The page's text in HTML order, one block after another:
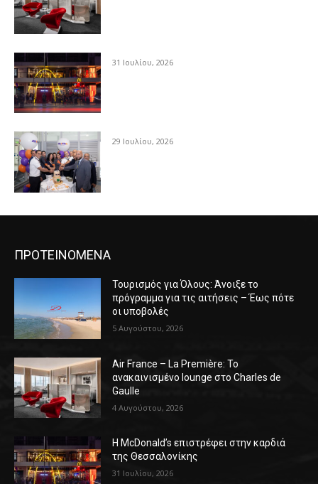
31 Ιουλίου, 2026
29 Ιουλίου, 2026
ΠΡΟΤΕΙΝΟΜΕΝΑ
Τουρισμός για Όλους: Άνοιξε το
πρόγραμμα για τις αιτήσεις – Έως πότε
οι υποβολές
5 Αυγούστου, 2026
Air France – La Première: Το
ανακαινισμένο lounge στο Charles de
Gaulle
4 Αυγούστου, 2026
Η McDonald’s επιστρέφει στην καρδιά
της Θεσσαλονίκης
31 Ιουλίου, 2026